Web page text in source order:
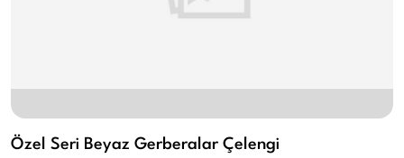
Özel Seri Beyaz Gerberalar Çelengi